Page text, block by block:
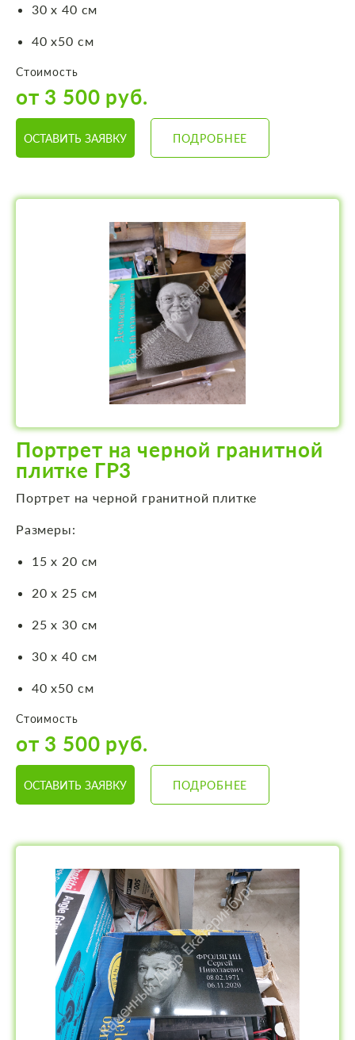
30 х 40 см
40 х50 см
Стоимость
от 3 500 руб.
ОСТАВИТЬ ЗАЯВКУ ПОДРОБНЕЕ
Портрет на черной гранитной
плитке ГР3
Портрет на черной гранитной плитке
Размеры:
15 х 20 см
20 х 25 см
25 х 30 см
30 х 40 см
40 х50 см
Стоимость
от 3 500 руб.
ОСТАВИТЬ ЗАЯВКУ ПОДРОБНЕЕ